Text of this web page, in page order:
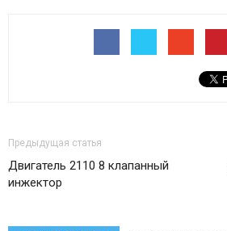
Предыдущая статья
Двигатель 2110 8 клапанный
инжектор